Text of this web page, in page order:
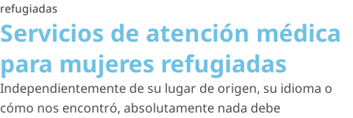
refugiadas
Servicios de atención médica
para mujeres refugiadas
Independientemente de su lugar de origen, su idioma o
cómo nos encontró, absolutamente nada debe